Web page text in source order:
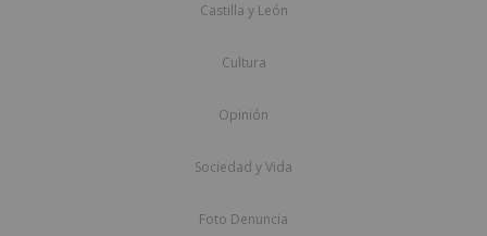
Castilla y León
Cultura
Opinión
Sociedad y Vida
Foto Denuncia